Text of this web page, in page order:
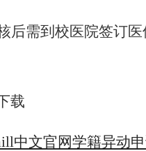
后需到校医院签订
载
中文官网学籍异动